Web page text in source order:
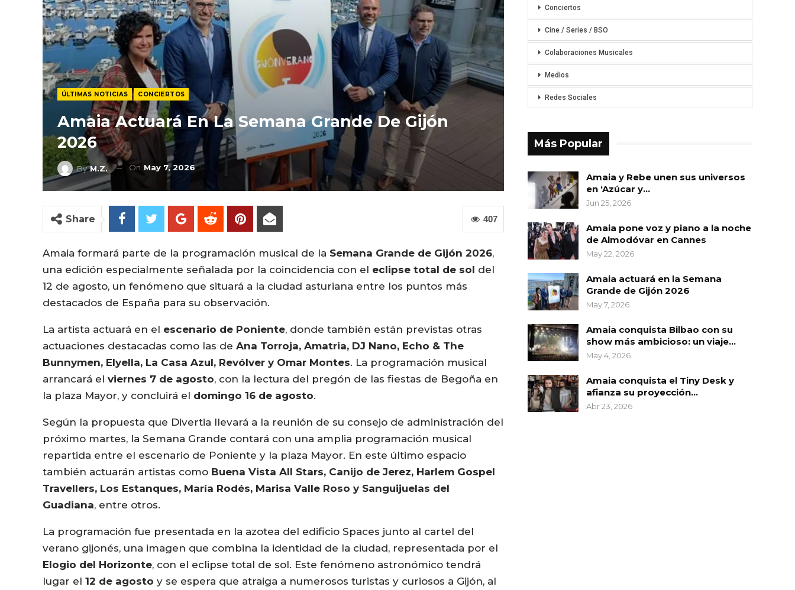
ÚLTIMAS NOTICIAS CONCIERTOS
Amaia Actuará En La Semana Grande De Gijón
2026
ByM.Z. On May 7, 2026
407
Share
Amaia formará parte de la programación musical de la Semana Grande de Gijón 2026,
una edición especialmente señalada por la coincidencia con el eclipse total de sol del
12 de agosto, un fenómeno que situará a la ciudad asturiana entre los puntos más
destacados de España para su observación.
La artista actuará en el escenario de Poniente, donde también están previstas otras
actuaciones destacadas como las de Ana Torroja, Amatria, DJ Nano, Echo & The
Bunnymen, Elyella, La Casa Azul, Revólver y Omar Montes. La programación musical
arrancará el viernes 7 de agosto, con la lectura del pregón de las fiestas de Begoña en
la plaza Mayor, y concluirá el domingo 16 de agosto.
Según la propuesta que Divertia llevará a la reunión de su consejo de administración del
próximo martes, la Semana Grande contará con una amplia programación musical
repartida entre el escenario de Poniente y la plaza Mayor. En este último espacio
también actuarán artistas como Buena Vista All Stars, Canijo de Jerez, Harlem Gospel
Travellers, Los Estanques, María Rodés, Marisa Valle Roso y Sanguijuelas del
Guadiana, entre otros.
La programación fue presentada en la azotea del edificio Spaces junto al cartel del
verano gijonés, una imagen que combina la identidad de la ciudad, representada por el
Elogio del Horizonte, con el eclipse total de sol. Este fenómeno astronómico tendrá
lugar el 12 de agosto y se espera que atraiga a numerosos turistas y curiosos a Gijón, al
Conciertos
Cine / Series / BSO
Colaboraciones Musicales
Medios
Redes Sociales
Más Popular
Amaia y Rebe unen sus universos
en ‘Azúcar y…
Jun 25, 2026
Amaia pone voz y piano a la noche
de Almodóvar en Cannes
May 22, 2026
Amaia actuará en la Semana
Grande de Gijón 2026
May 7, 2026
Amaia conquista Bilbao con su
show más ambicioso: un viaje…
May 4, 2026
Amaia conquista el Tiny Desk y
afianza su proyección…
Abr 23, 2026